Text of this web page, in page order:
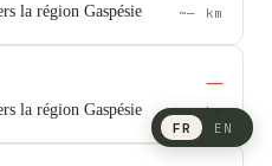
la région Gaspésie ~— km
la région Gaspésie
—
~— km
FR EN